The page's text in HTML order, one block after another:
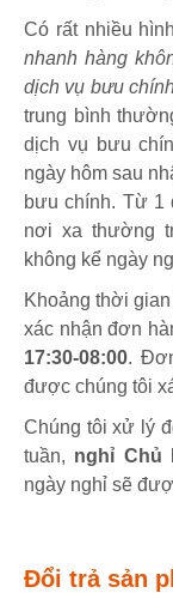
Có rất nhiều
nhanh hàng
dịch vụ bưu
trung bình
dịch vụ bưu
ngày hôm sau
bưu chính. Từ 1
nơi xa thường
không kể ngày
Khoảng thời
xác nhận đơn
17:30-08:00.
được chúng tôi
Chúng tôi xử lý
tuần, nghỉ Chủ
ngày nghỉ sẽ
Đổi trả sản